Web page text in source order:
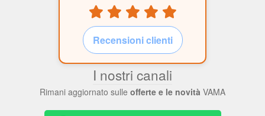
Recensioni clienti
I nostri canali
Rimani aggiornato sulle offerte e le novità VAMA